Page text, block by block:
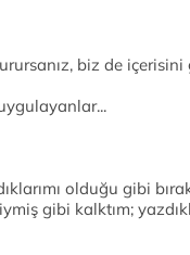
biz de
olduğu gibi
gibi kalktım;